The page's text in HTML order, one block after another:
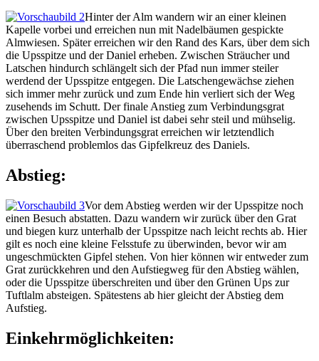
Hinter der Alm wandern wir an einer kleinen
Kapelle vorbei und erreichen nun mit Nadelbäumen gespickte
Almwiesen. Später erreichen wir den Rand des Kars, über dem sich
die Upsspitze und der Daniel erheben. Zwischen Sträucher und
Latschen hindurch schlängelt sich der Pfad nun immer steiler
werdend der Upsspitze entgegen. Die Latschengewächse ziehen
sich immer mehr zurück und zum Ende hin verliert sich der Weg
zusehends im Schutt. Der finale Anstieg zum Verbindungsgrat
zwischen Upsspitze und Daniel ist dabei sehr steil und mühselig.
Über den breiten Verbindungsgrat erreichen wir letztendlich
überraschend problemlos das Gipfelkreuz des Daniels.
Abstieg:
Vor dem Abstieg werden wir der Upsspitze noch
einen Besuch abstatten. Dazu wandern wir zurück über den Grat
und biegen kurz unterhalb der Upsspitze nach leicht rechts ab. Hier
gilt es noch eine kleine Felsstufe zu überwinden, bevor wir am
ungeschmückten Gipfel stehen. Von hier können wir entweder zum
Grat zurückkehren und den Aufstiegweg für den Abstieg wählen,
oder die Upsspitze überschreiten und über den Grünen Ups zur
Tuftlalm absteigen. Spätestens ab hier gleicht der Abstieg dem
Aufstieg.
Einkehrmöglichkeiten: